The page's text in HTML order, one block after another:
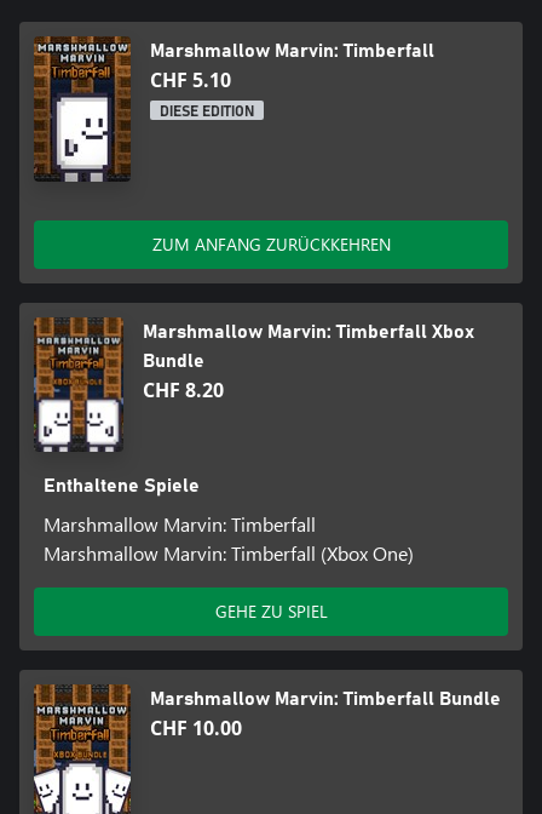
Marshmallow Marvin: Timberfall
CHF 5.10
DIESE EDITION
ZUM ANFANG ZURÜCKKEHREN
Marshmallow Marvin: Timberfall Xbox
Bundle
CHF 8.20
Enthaltene Spiele
Marshmallow Marvin: Timberfall
Marshmallow Marvin: Timberfall (Xbox One)
GEHE ZU SPIEL
Marshmallow Marvin: Timberfall Bundle
CHF 10.00